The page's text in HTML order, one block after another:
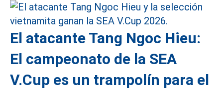
El atacante Tang Ngoc Hieu:
El campeonato de la SEA
V.Cup es un trampolín para el